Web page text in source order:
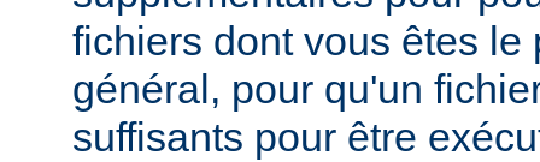
fichiers dont vous êtes le
général, pour qu'un
suffisants pour être